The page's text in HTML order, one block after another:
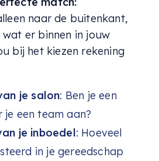
naar de buitenkant,
er binnen in jouw
bij het kiezen rekening
je salon: Ben je een
een team aan?
je inboedel: Hoeveel
in je gereedschap